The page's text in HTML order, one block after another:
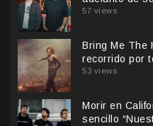
57 views
Bring Me The
recorrido por
53 views
Morir en
sencillo